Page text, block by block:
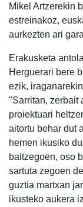
Mikel Artzerekin
estreinakoz,
aurkezten ari
Erakusketa
Herguerari bere
ezik,
"Sarritan, zerbait
proiektuari
aitortu behar dut
hemen ikusiko
baitzegoen, oso
sartuta zegoen
guztia martxan
ikusteko aukera